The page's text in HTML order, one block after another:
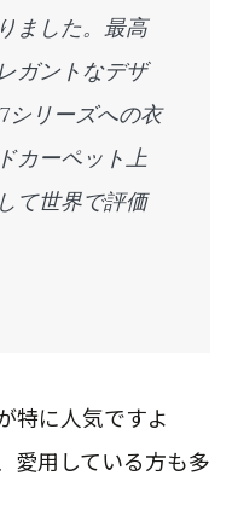
ました。最高
ガントなデザ
シリーズへの衣
カーペット上
て世界で評価
特に人気ですよ
愛用している方も多